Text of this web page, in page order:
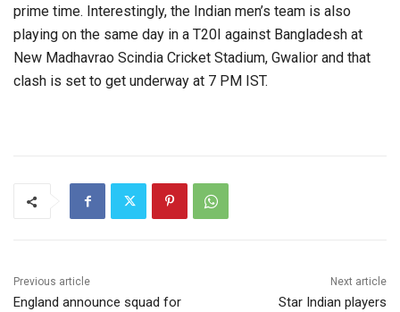
prime time. Interestingly, the Indian men’s team is also
playing on the same day in a T20I against Bangladesh at
New Madhavrao Scindia Cricket Stadium, Gwalior and that
clash is set to get underway at 7 PM IST.
Previous article
England announce squad for
Next article
Star Indian players